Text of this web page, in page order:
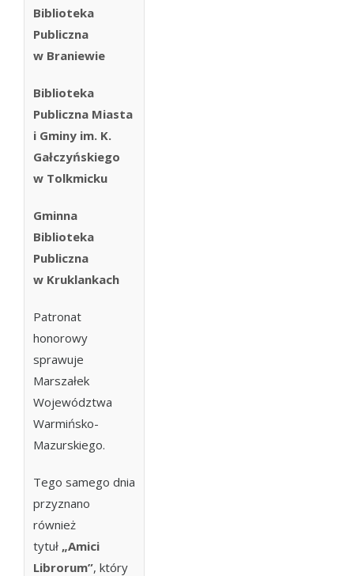
Biblioteka
Publiczna
w Braniewie
Biblioteka
Publiczna Miasta
i Gminy im. K.
Gałczyńskiego
w Tolkmicku
Gminna
Biblioteka
Publiczna
w Kruklankach
Patronat
honorowy
sprawuje
Marszałek
Województwa
Warmińsko-
Mazurskiego.
Tego samego dnia
przyznano
również
tytuł „Amici
Librorum”, który